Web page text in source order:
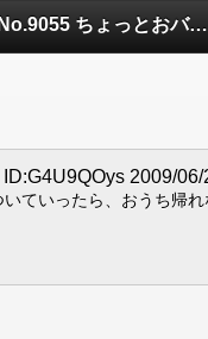
No.9055 ちょっとおバカなナビゲーターについたコメント
ID:G4U9QOys 2009/
ていったら、おうち帰れ